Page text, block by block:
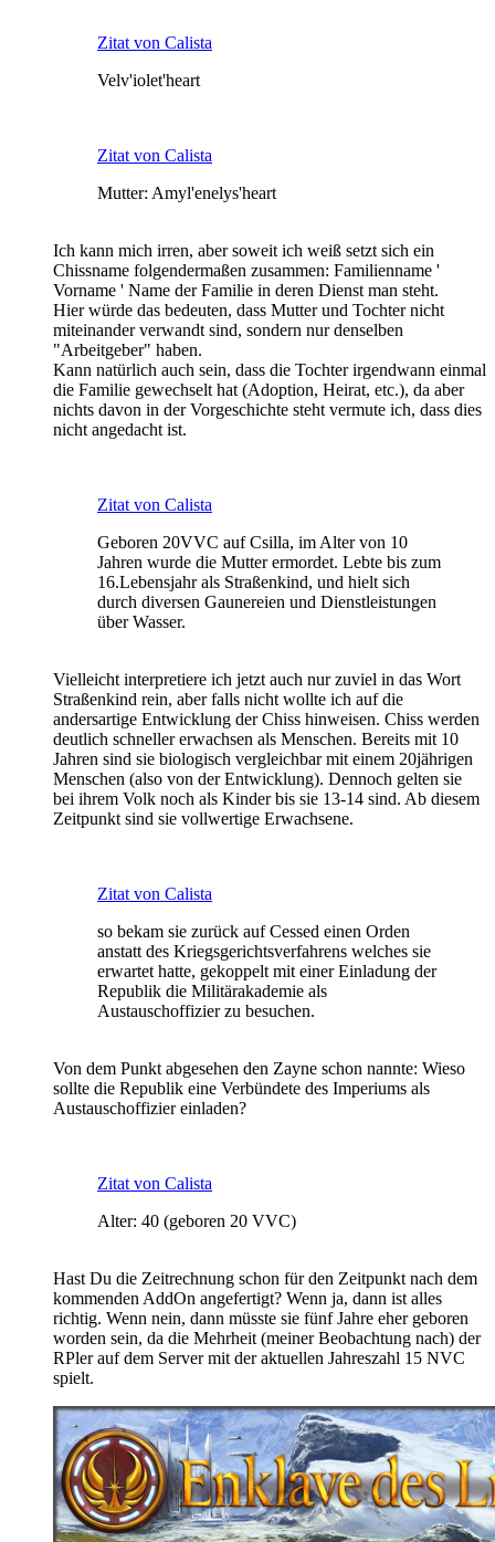
Zitat von Calista
Velv'iolet'heart
Zitat von Calista
Mutter: Amyl'enelys'heart
Ich kann mich irren, aber soweit ich weiß setzt sich ein
Chissname folgendermaßen zusammen: Familienname '
Vorname ' Name der Familie in deren Dienst man steht.
Hier würde das bedeuten, dass Mutter und Tochter nicht
miteinander verwandt sind, sondern nur denselben
"Arbeitgeber" haben.
Kann natürlich auch sein, dass die Tochter irgendwann einmal
die Familie gewechselt hat (Adoption, Heirat, etc.), da aber
nichts davon in der Vorgeschichte steht vermute ich, dass dies
nicht angedacht ist.
Zitat von Calista
Geboren 20VVC auf Csilla, im Alter von 10
Jahren wurde die Mutter ermordet. Lebte bis zum
16.Lebensjahr als Straßenkind, und hielt sich
durch diversen Gaunereien und Dienstleistungen
über Wasser.
Vielleicht interpretiere ich jetzt auch nur zuviel in das Wort
Straßenkind rein, aber falls nicht wollte ich auf die
andersartige Entwicklung der Chiss hinweisen. Chiss werden
deutlich schneller erwachsen als Menschen. Bereits mit 10
Jahren sind sie biologisch vergleichbar mit einem 20jährigen
Menschen (also von der Entwicklung). Dennoch gelten sie
bei ihrem Volk noch als Kinder bis sie 13-14 sind. Ab diesem
Zeitpunkt sind sie vollwertige Erwachsene.
Zitat von Calista
so bekam sie zurück auf Cessed einen Orden
anstatt des Kriegsgerichtsverfahrens welches sie
erwartet hatte, gekoppelt mit einer Einladung der
Republik die Militärakademie als
Austauschoffizier zu besuchen.
Von dem Punkt abgesehen den Zayne schon nannte: Wieso
sollte die Republik eine Verbündete des Imperiums als
Austauschoffizier einladen?
Zitat von Calista
Alter: 40 (geboren 20 VVC)
Hast Du die Zeitrechnung schon für den Zeitpunkt nach dem
kommenden AddOn angefertigt? Wenn ja, dann ist alles
richtig. Wenn nein, dann müsste sie fünf Jahre eher geboren
worden sein, da die Mehrheit (meiner Beobachtung nach) der
RPler auf dem Server mit der aktuellen Jahreszahl 15 NVC
spielt.